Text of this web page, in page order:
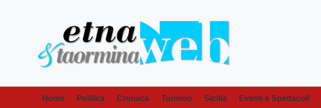
Home Politica Cronaca Turismo Sicilia Eventi e Spettacoli